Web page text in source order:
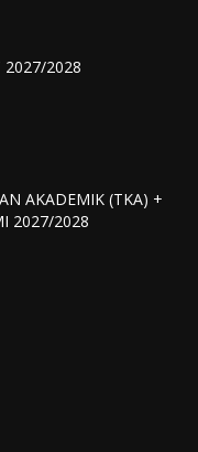
2027/2028
AKADEMIK (TKA) +
2027/2028